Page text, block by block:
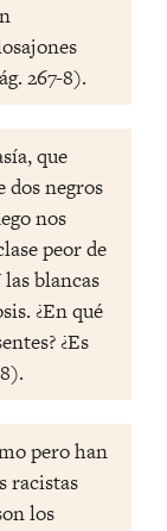
267-8).
que
dos negros
nos
peor de
blancas
¿En qué
¿Es
pero han
racistas
los